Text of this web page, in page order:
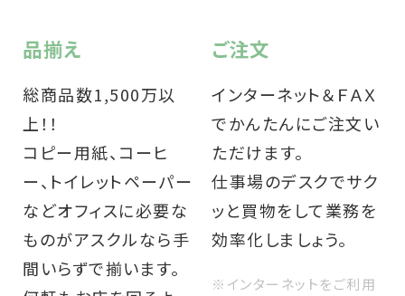
品揃え
総商品数1,500万以
上！！
コピー用紙、コーヒ
ー、トイレットペーパー
などオフィスに必要な
ものがアスクルなら手
間いらずで揃います。
ご注文
インターネット＆ＦＡＸ
でかんたんにご注文い
ただけます。
仕事場のデスクでサク
ッと買物をして業務を
効率化しましょう。
※インターネットをご利用